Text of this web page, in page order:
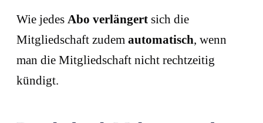
Wie jedes Abo verlängert sich die
Mitgliedschaft zudem automatisch, wenn
man die Mitgliedschaft nicht rechtzeitig
kündigt.